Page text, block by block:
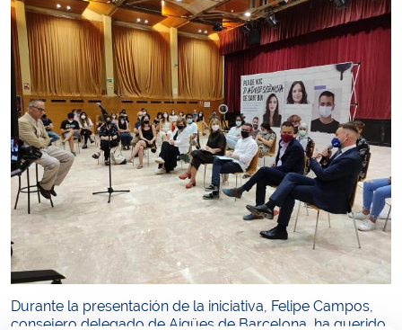
Durante la presentación de la iniciativa, Felipe Campos,
consejero delegado de Aigües de Barcelona, ha querido